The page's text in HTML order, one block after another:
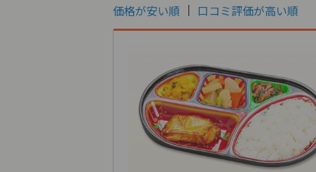
価格が安い順 口コミ評価が高い順